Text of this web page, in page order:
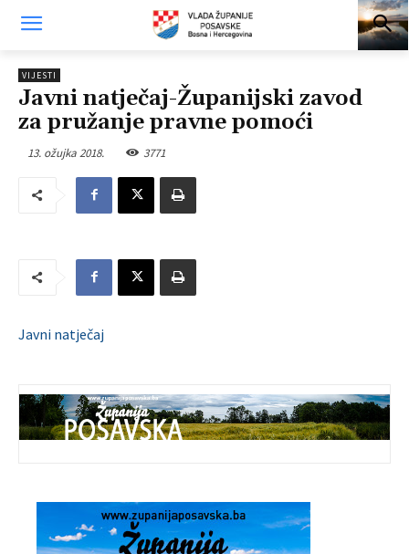
VIJESTI
Javni natječaj-Županijski zavod
za pružanje pravne pomoći
13. ožujka 2018. 3771
Javni natječaj